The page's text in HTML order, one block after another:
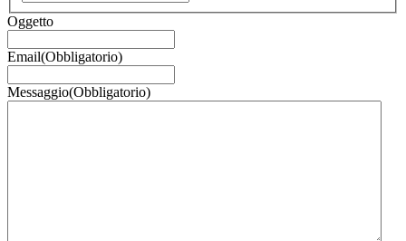
Oggetto
Email(Obbligatorio)
Messaggio(Obbligatorio)